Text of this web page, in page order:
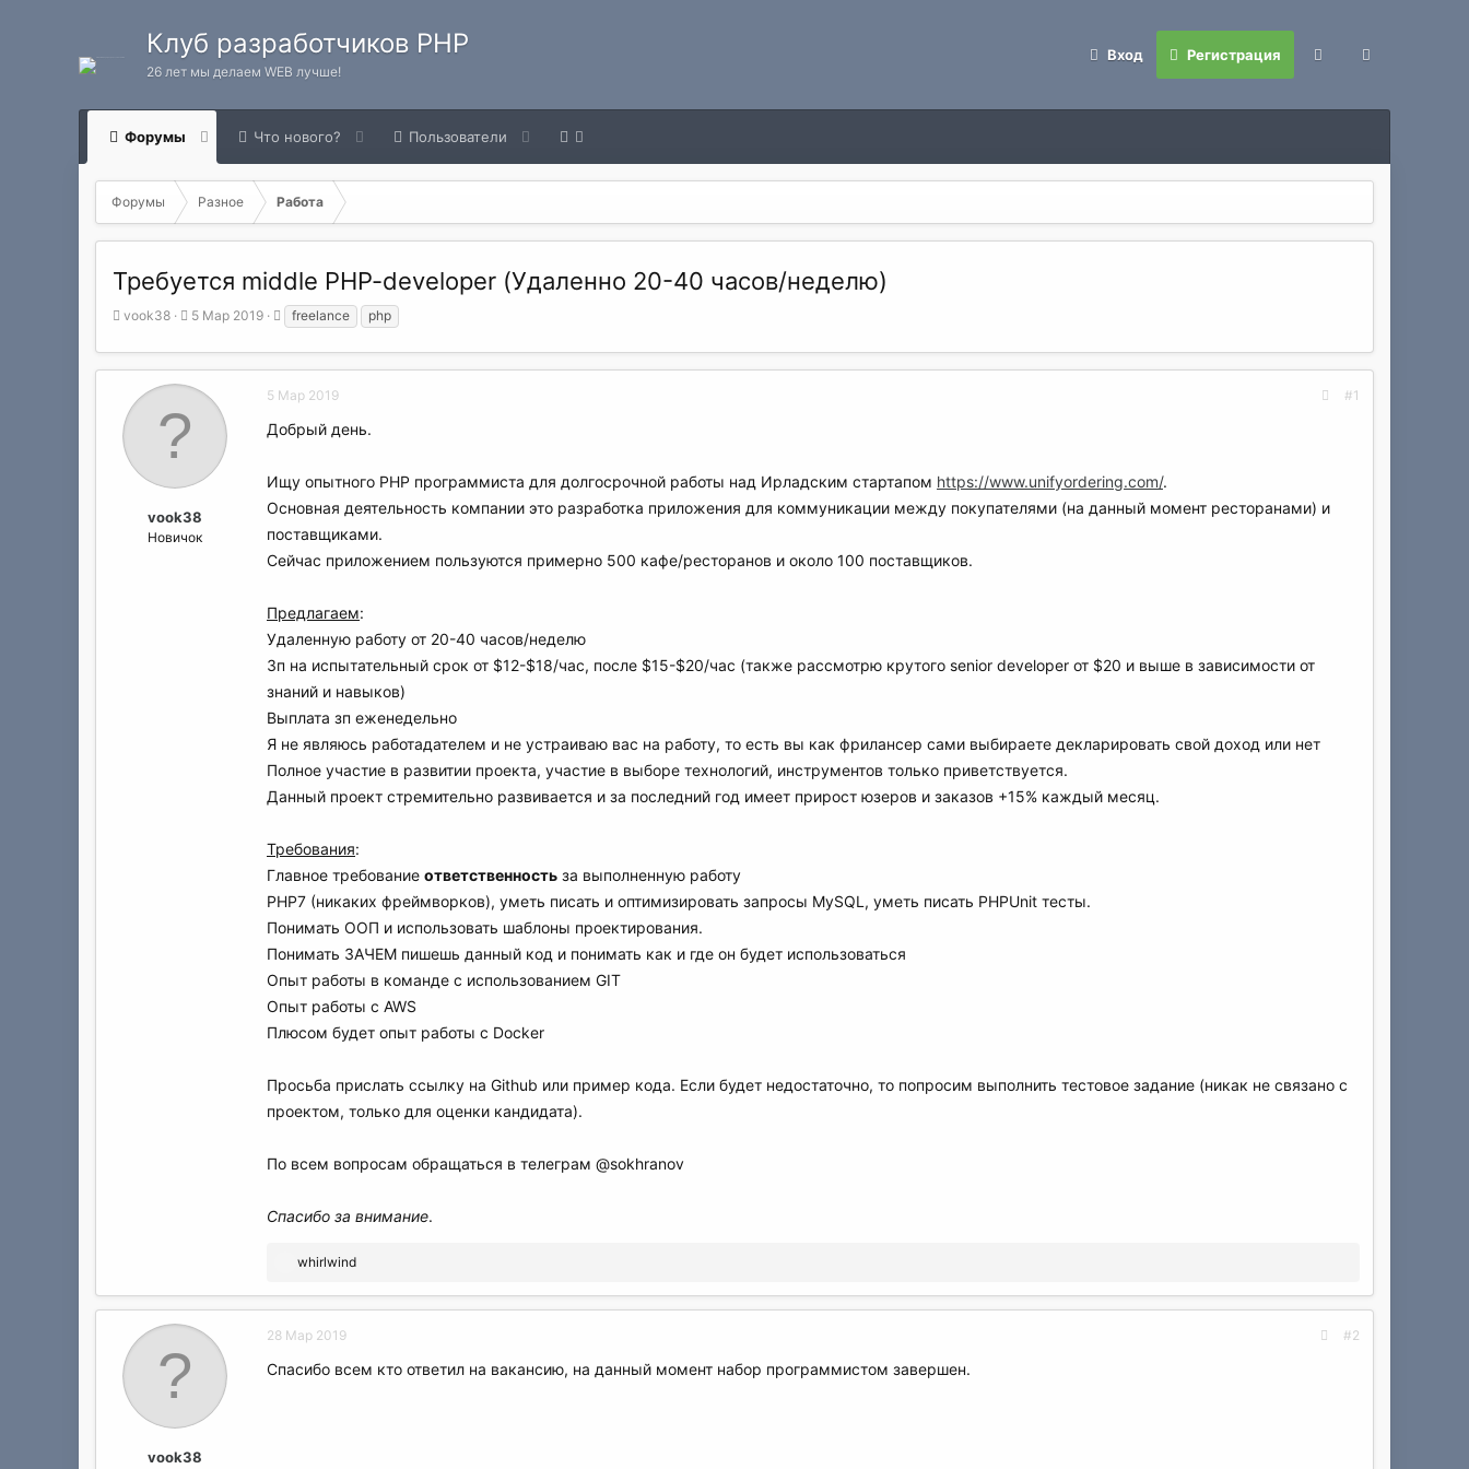
Клуб разработчиков PHP
26 лет мы делаем WEB лучше!
Вход Регистрация
Форумы Что нового? Пользователи
Форумы Разное Работа
Требуется middle PHP-developer (Удаленно 20-40 часов/неделю)
А
т
о
т
е
м
ы
vook38
Д
т
а
н
а
5 Мар 2019
е
г
и
freelance php
vook38
Новичок
5 Мар 2019 #1
Добрый день.
Ищу опытного PHP программиста для долгосрочной работы над Ирладским стартапом https://www.unifyordering.com/.
Основная деятельность компании это разработка приложения для коммуникации между покупателями (на данный момент ресторанами) и
поставщиками.
Сейчас приложением пользуются примерно 500 кафе/ресторанов и около 100 поставщиков.
Предлагаем:
Удаленную работу от 20-40 часов/неделю
Зп на испытательный срок от $12-$18/час, после $15-$20/час (также рассмотрю крутого senior developer от $20 и выше в зависимости от
знаний и навыков)
Выплата зп еженедельно
Я не являюсь работадателем и не устраиваю вас на работу, то есть вы как фрилансер сами выбираете декларировать свой доход или нет
Полное участие в развитии проекта, участие в выборе технологий, инструментов только приветствуется.
Данный проект стремительно развивается и за последний год имеет прирост юзеров и заказов +15% каждый месяц.
Требования:
Главное требование ответственность за выполненную работу
PHP7 (никаких фреймворков), уметь писать и оптимизировать запросы MySQL, уметь писать PHPUnit тесты.
Понимать ООП и использовать шаблоны проектирования.
Понимать ЗАЧЕМ пишешь данный код и понимать как и где он будет использоваться
Опыт работы в команде с использованием GIT
Опыт работы с AWS
Плюсом будет опыт работы с Docker
Просьба прислать ссылку на Github или пример кода. Если будет недостаточно, то попросим выполнить тестовое задание (никак не связано с
проектом, только для оценки кандидата).
По всем вопросам обращаться в телеграм @sokhranov
Спасибо за внимание.
Р
а
ц
и
whirlwind
vook38
28 Мар 2019 #2
Спасибо всем кто ответил на вакансию, на данный момент набор программистом завершен.